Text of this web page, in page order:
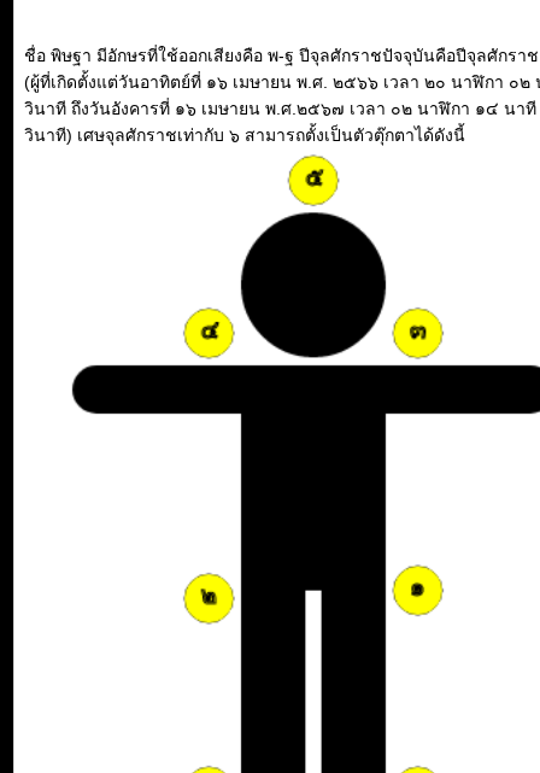
ชื่อ พิษฐา มีอักษรที่ใช้ออกเสียงคือ พ-ฐ ปีจุลศักราชปัจจุบันคือปีจุลศักร
(ผู้ที่เกิดตั้งแต่วันอาทิตย์ที่ ๑๖ เมษายน พ.ศ. ๒๕๖๖ เวลา ๒๐ นาฬิกา ๐๒
วินาที ถึงวันอังคารที่ ๑๖ เมษายน พ.ศ.๒๕๖๗ เวลา ๐๒ นาฬิกา ๑๔ นา
วินาที) เศษจุลศักราชเท่ากับ ๖ สามารถตั้งเป็นตัวตุ๊กตาได้ดังนี้